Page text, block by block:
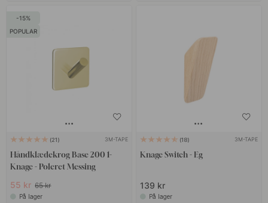
15
POPULAR
21 3M-TAPE
Håndklædekrog Base 200 1-
Knage - Poleret Messing
55 kr 65 kr
På lager
18 3M-TAPE
Knage Switch - Eg
139 kr
På lager